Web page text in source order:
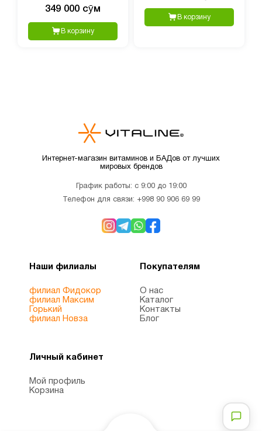
349 000 сӯм
В корзину
В корзину
Интернет-магазин витаминов и БАДов от лучших
мировых брендов
График работы: с 9:00 до 19:00
Телефон для связи: +998 90 906 69 99
Наши филиалы
филиал Фидокор
филиал Максим
Горький
филиал Новза
Покупателям
О нас
Каталог
Контакты
Блог
Личный кабинет
Мой профиль
Корзина